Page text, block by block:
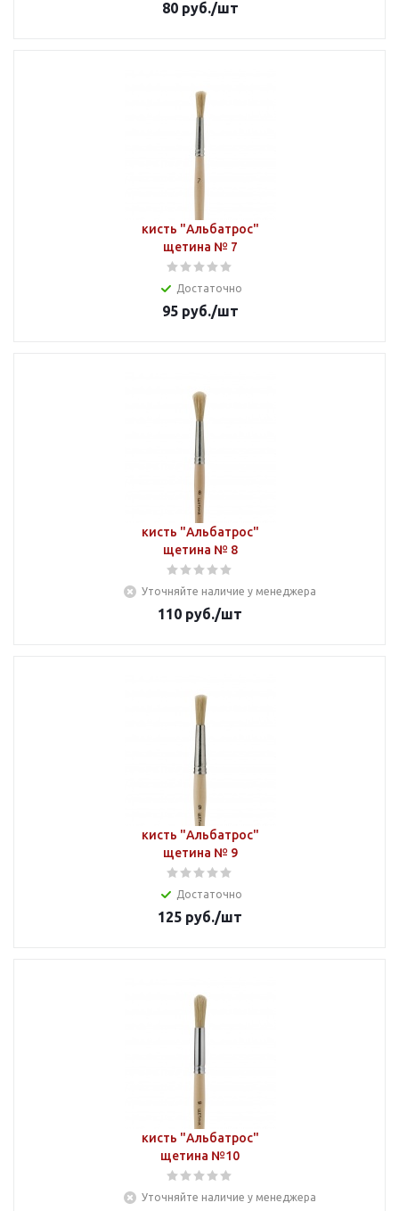
80руб./шт
кисть "Альбатрос"
щетина № 7
Достаточно
95руб./шт
кисть "Альбатрос"
щетина № 8
Уточняйте наличие у менеджера
110 руб./шт
кисть "Альбатрос"
щетина № 9
Достаточно
125 руб./шт
кисть "Альбатрос"
щетина №10
Уточняйте наличие у менеджера